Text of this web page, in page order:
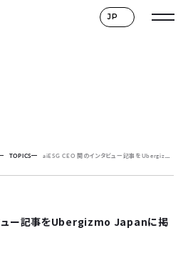
JP
TOPICS aiESG CEO 関のインタビュー記事をUbergizmo Japanに掲載いただきました。
ュー記事をUbergizmo Japanに掲